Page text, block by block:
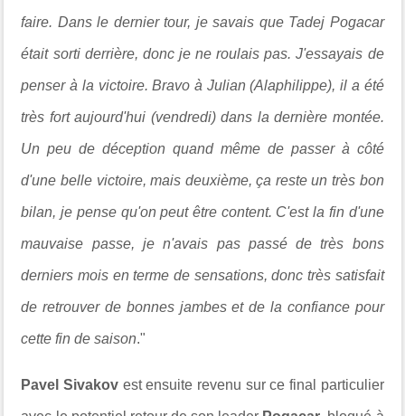
faire. Dans le dernier tour, je savais que Tadej Pogacar
était sorti derrière, donc je ne roulais pas. J'essayais de
penser à la victoire. Bravo à Julian (Alaphilippe), il a été
très fort aujourd'hui (vendredi) dans la dernière montée.
Un peu de déception quand même de passer à côté
d'une belle victoire, mais deuxième, ça reste un très bon
bilan, je pense qu'on peut être content. C'est la fin d'une
mauvaise passe, je n'avais pas passé de très bons
derniers mois en terme de sensations, donc très satisfait
de retrouver de bonnes jambes et de la confiance pour
cette fin de saison."
Pavel Sivakov est ensuite revenu sur ce final particulier